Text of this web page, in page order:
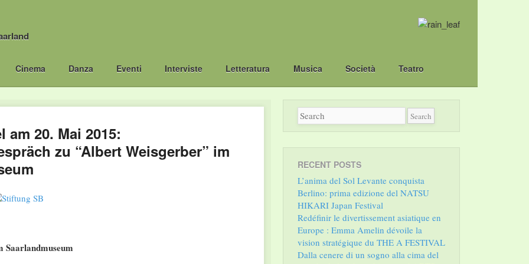
Cinema Danza Eventi Interviste Letteratura Musica Società Teatro
am 20. Mai 2015:
zu “Albert Weisgerber” im
Saarlandmuseum
RECENT POSTS
L’anima del Sol Levante conquista
Berlino: prima edizione del NATSU
HIKARI Japan Festival
Redéfinir le divertissement asiatique en
Europe : Emma Amelin dévoile la
vision stratégique du THE A FESTIVAL
Dalla cenere di un sogno alla cima del